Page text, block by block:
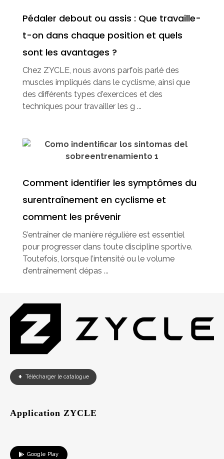
Pédaler debout ou assis : Que travaille-
t-on dans chaque position et quels
sont les avantages ?
Chez ZYCLE, nous avons parfois parlé des
muscles impliqués dans le cyclisme, ainsi que
des différents types d'exercices et des
techniques pour travailler les g ...
Comment identifier les symptômes du
surentraînement en cyclisme et
comment les prévenir
S’entraîner de manière régulière est essentiel
pour progresser dans toute discipline sportive.
Toutefois, lorsque l’intensité ou le volume
d’entraînement dépas ...
Télécharger le catalogue
Application ZYCLE
Google Play